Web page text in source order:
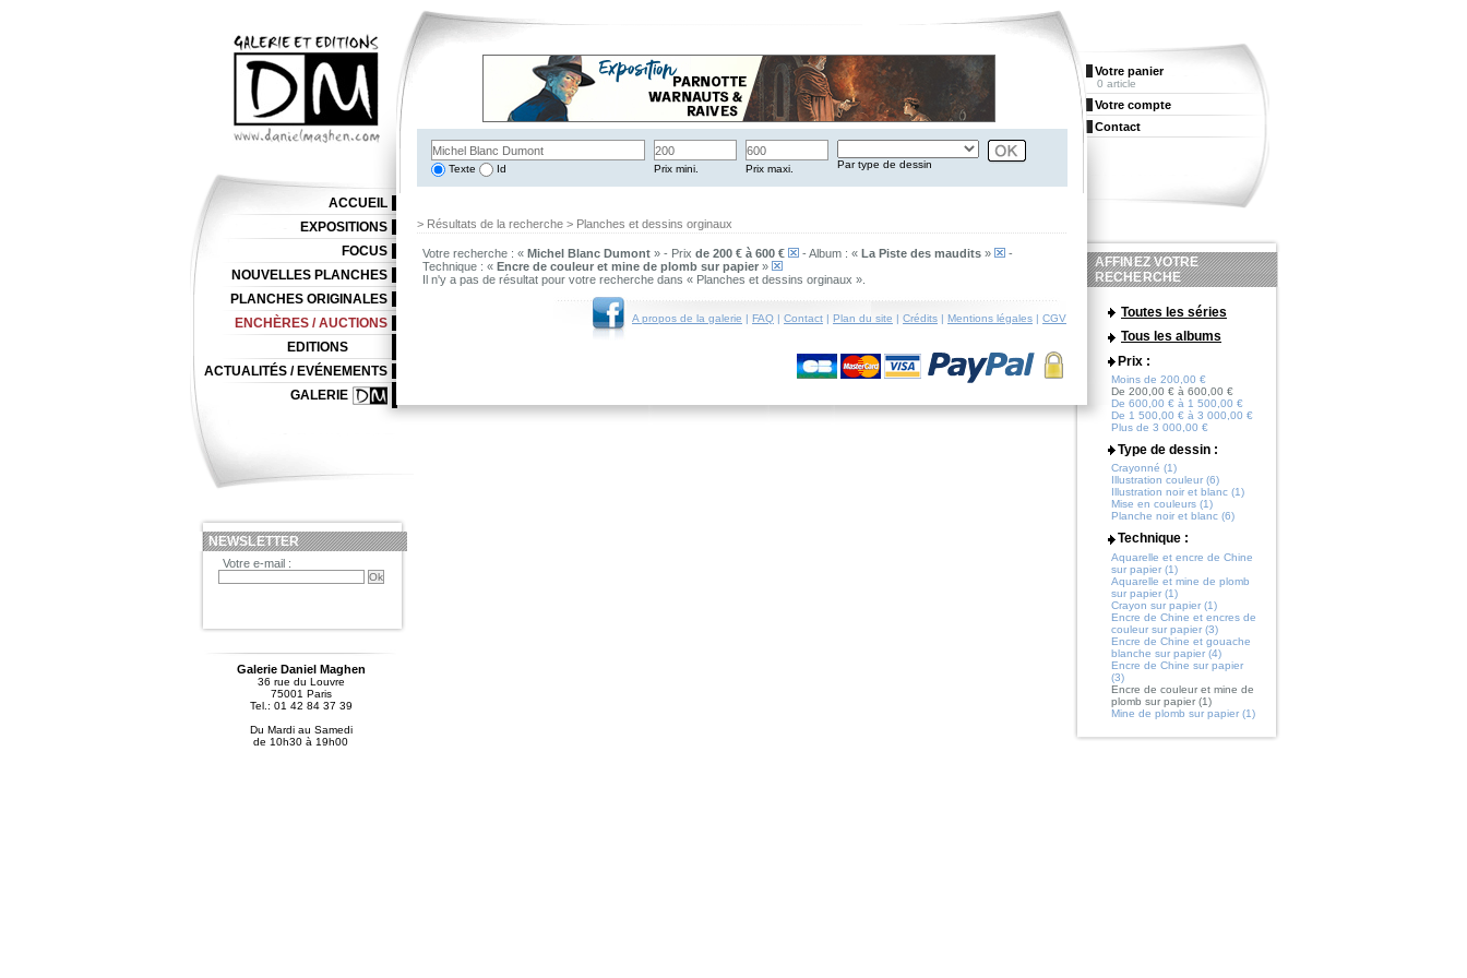
Texte Id Prix mini. Prix maxi. Par type de dessin
> Résultats de la recherche > Planches et dessins orginaux
Votre recherche : « Michel Blanc Dumont » - Prix de 200 € à 600 € - Album : « La Piste des maudits »
-
Technique : « Encre de couleur et mine de plomb sur papier »
Il n'y a pas de résultat pour votre recherche dans « Planches et dessins orginaux ».
A propos de la galerie | FAQ | Contact | Plan du site | Crédits | Mentions légales | CGV
ACCUEIL
EXPOSITIONS
FOCUS
NOUVELLES PLANCHES
PLANCHES ORIGINALES
ENCHÈRES / AUCTIONS
EDITIONS
ACTUALITÉS / EVÉNEMENTS
GALERIE
NEWSLETTER
Votre e-mail :
Galerie Daniel Maghen
36 rue du Louvre
75001 Paris
Tel.: 01 42 84 37 39
Du Mardi au Samedi
de 10h30 à 19h00
Votre panier
0 article
Votre compte
Contact
AFFINEZ VOTRE
RECHERCHE
Toutes les séries
Tous les albums
Prix :
Moins de 200,00 €
De 200,00 € à 600,00 €
De 600,00 € à 1 500,00 €
De 1 500,00 € à 3 000,00 €
Plus de 3 000,00 €
Type de dessin :
Crayonné (1)
Illustration couleur (6)
Illustration noir et blanc (1)
Mise en couleurs (1)
Planche noir et blanc (6)
Technique :
Aquarelle et encre de Chine
sur papier (1)
Aquarelle et mine de plomb
sur papier (1)
Crayon sur papier (1)
Encre de Chine et encres de
couleur sur papier (3)
Encre de Chine et gouache
blanche sur papier (4)
Encre de Chine sur papier
(3)
Encre de couleur et mine de
plomb sur papier (1)
Mine de plomb sur papier (1)